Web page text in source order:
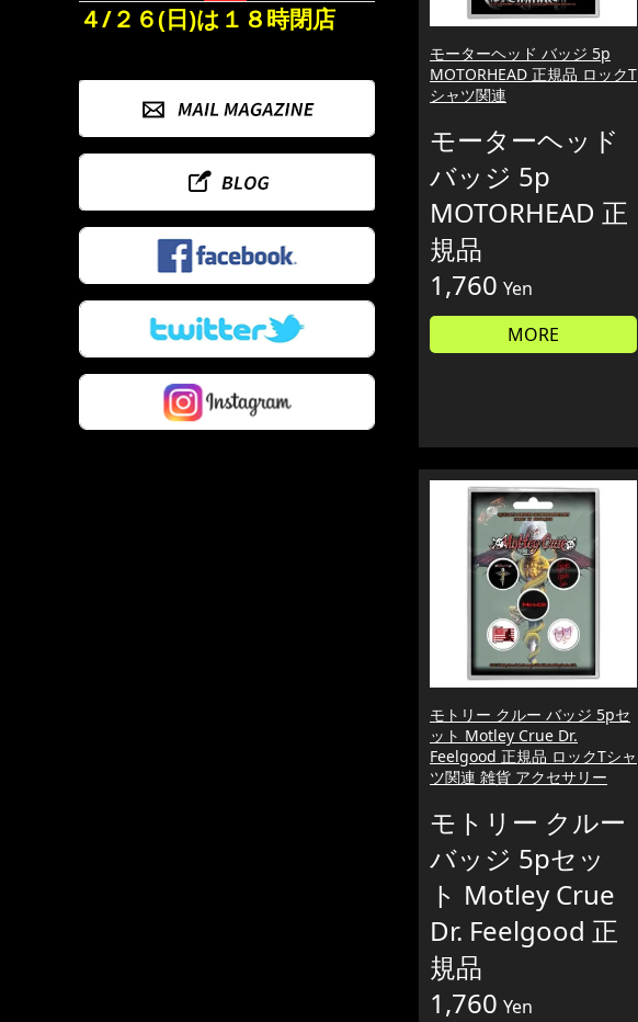
４/２６(日)は１８時閉店
モーターヘッド バッジ 5p
MOTORHEAD 正規品 ロックT
シャツ関連
モーターヘッド
バッジ 5p
MOTORHEAD 正
規品
1,760 Yen
MORE
モトリー クルー バッジ 5pセ
ット Motley Crue Dr.
Feelgood 正規品 ロックTシャ
ツ関連 雑貨 アクセサリー
モトリー クルー
バッジ 5pセッ
ト Motley Crue
Dr. Feelgood 正
規品
1,760 Yen